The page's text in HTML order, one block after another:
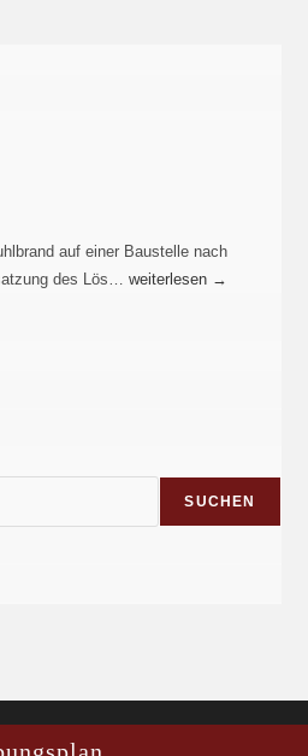
auf einer Baustelle nach
des Lös…weiterlesen →
SUCHEN